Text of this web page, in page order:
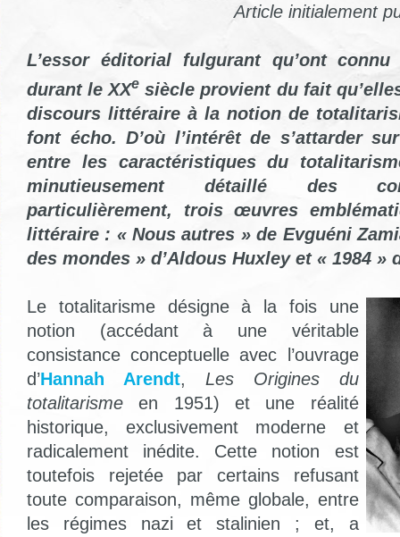
Article initialement
L’essor éditorial fulgurant qu’ont
durant le XXe siècle provient du fait
discours littéraire à la notion de
font écho. D’où l’intérêt de s’attarder
entre les caractéristiques du
minutieusement détaillé des
particulièrement, trois œuvres
littéraire : « Nous autres » de Evguéni
des mondes » d’Aldous Huxley et « 1984 »
Le totalitarisme désigne à la fois une
notion (accédant à une véritable
consistance conceptuelle avec l’ouvrage
d’Hannah Arendt, Les Origines du
totalitarismeen 1951) et une réalité
historique, exclusivement moderne et
radicalement inédite. Cette notion est
toutefois rejetée par certains refusant
toute comparaison, même globale, entre
les régimes nazi et stalinien ; et, a